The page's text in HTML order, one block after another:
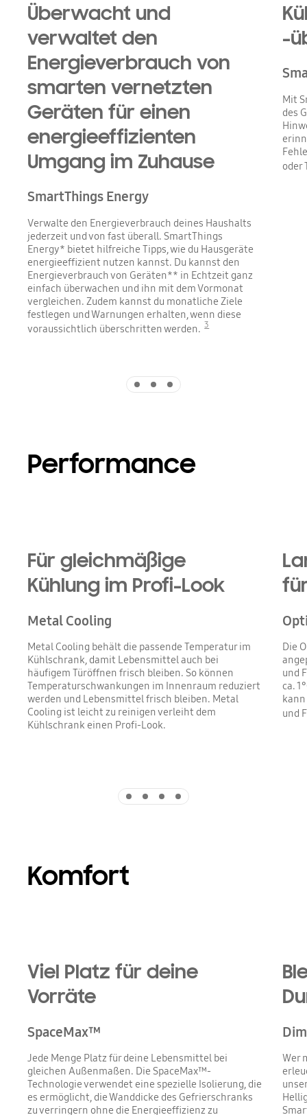
Überwacht und
verwaltet den
Energieverbrauch von
smarten vernetzten
Geräten für einen
energieeffizienten
Umgang im Zuhause
SmartThings Energy
Verwalte den Energieverbrauch deines Haushalts
jederzeit und von fast überall. SmartThings
Energy* bietet hilfreiche Tipps, wie du Hausgeräte
energieeffizient nutzen kannst. Du kannst den
Energieverbrauch von Geräten** in Echtzeit ganz
einfach überwachen und ihn mit dem Vormonat
vergleichen. Zudem kannst du monatliche Ziele
festlegen und Warnungen erhalten, wenn diese
voraussichtlich überschritten werden. 3
-
Mit
des
oder
Performance
Für gleichmäßige
Kühlung im Profi-Look
Metal Cooling
Metal Cooling behält die passende Temperatur im
Kühlschrank, damit Lebensmittel auch bei
häufigem Türöffnen frisch bleiben. So können
Temperaturschwankungen im Innenraum reduziert
werden und Lebensmittel frisch bleiben. Metal
Cooling ist leicht zu reinigen verleiht dem
Kühlschrank einen Profi-Look.
Die
und
ca.
und
Komfort
Viel Platz für deine
Vorräte
SpaceMax™
Jede Menge Platz für deine Lebensmittel bei
gleichen Außenmaßen. Die SpaceMax™-
Technologie verwendet eine spezielle Isolierung, die
es ermöglicht, die Wanddicke des Gefrierschranks
zu verringern ohne die Energieeffizienz zu
Wer